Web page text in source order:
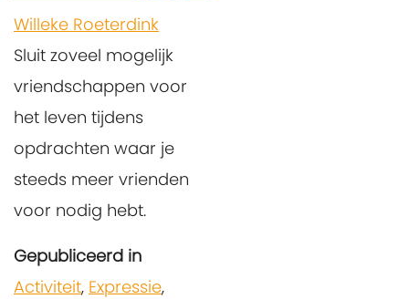
Willeke Roeterdink
Sluit zoveel mogelijk
vriendschappen voor
het leven tijdens
opdrachten waar je
steeds meer vrienden
voor nodig hebt.
Gepubliceerd in
Activiteit, Expressie,